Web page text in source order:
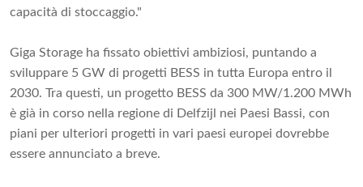
capacità di stoccaggio."
Giga Storage ha fissato obiettivi ambiziosi, puntando a
sviluppare 5 GW di progetti BESS in tutta Europa entro il
2030. Tra questi, un progetto BESS da 300 MW/1.200 MWh
è già in corso nella regione di Delfzijl nei Paesi Bassi, con
piani per ulteriori progetti in vari paesi europei dovrebbe
essere annunciato a breve.